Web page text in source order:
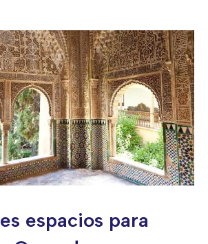
espacios para